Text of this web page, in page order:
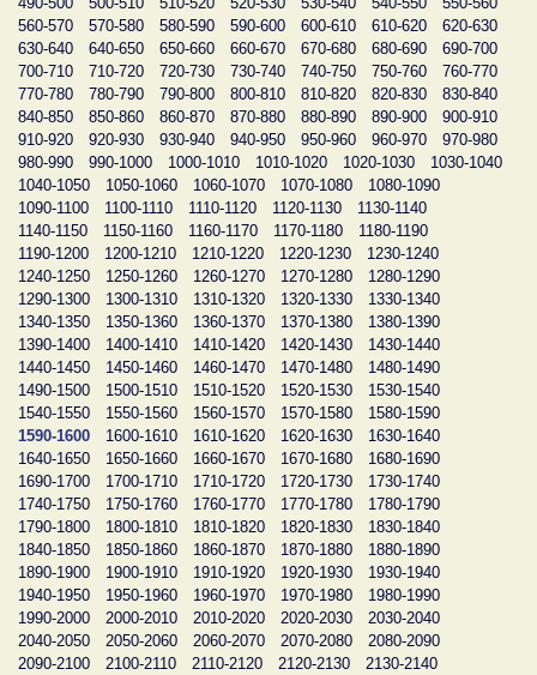
560-570
570-580 580-590 590-600 600-610 610-620
620-630
630-640
640-650 650-660 660-670 670-680 680-690
690-700
700-710
710-720 720-730 730-740 740-750 750-760
760-770
770-780
780-790 790-800 800-810 810-820 820-830
830-840
840-850
850-860 860-870 870-880 880-890 890-900
900-910
910-920
920-930 930-940 940-950 950-960 960-970
970-980
980-990
990-1000 1000-1010 1010-1020 1020-1030
1030-1040
1040-1050
1050-1060 1060-1070 1070-1080
1080-1090
1090-1100
1100-1110 1110-1120 1120-1130
1130-1140
1140-1150
1150-1160 1160-1170 1170-1180
1180-1190
1190-1200
1200-1210 1210-1220 1220-1230
1230-1240
1240-1250
1250-1260 1260-1270 1270-1280
1280-1290
1290-1300
1300-1310 1310-1320 1320-1330
1330-1340
1340-1350
1350-1360 1360-1370 1370-1380
1380-1390
1390-1400
1400-1410 1410-1420 1420-1430
1430-1440
1440-1450
1450-1460 1460-1470 1470-1480
1480-1490
1490-1500
1500-1510 1510-1520 1520-1530
1530-1540
1540-1550
1550-1560 1560-1570 1570-1580
1580-1590
1590-1600
1600-1610 1610-1620 1620-1630
1630-1640
1640-1650
1650-1660 1660-1670 1670-1680
1680-1690
1690-1700
1700-1710 1710-1720 1720-1730
1730-1740
1740-1750
1750-1760 1760-1770 1770-1780
1780-1790
1790-1800
1800-1810 1810-1820 1820-1830
1830-1840
1840-1850
1850-1860 1860-1870 1870-1880
1880-1890
1890-1900
1900-1910 1910-1920 1920-1930
1930-1940
1940-1950
1950-1960 1960-1970 1970-1980
1980-1990
1990-2000
2000-2010 2010-2020 2020-2030
2030-2040
2040-2050
2050-2060 2060-2070 2070-2080
2080-2090
2090-2100
2100-2110 2110-2120 2120-2130
2130-2140